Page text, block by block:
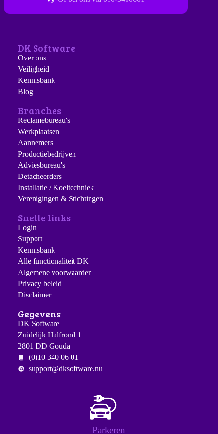
DK Software
Over ons
Veiligheid
Kennisbank
Blog
Branches
Reclamebureau's
Werkplaatsen
Aannemers
Productiebedrijven
Adviesbureau's
Detacheerders
Installatie / Koeltechniek
Verenigingen & Stichtingen
Snelle links
Login
Support
Kennisbank
Alle functionaliteit DK
Algemene voorwaarden
Privacy beleid
Disclaimer
Gegevens
DK Software
Zuidelijk Halfrond 1
2801 DD Gouda
(0)10 340 06 01
support@dksoftware.nu
Parkeren